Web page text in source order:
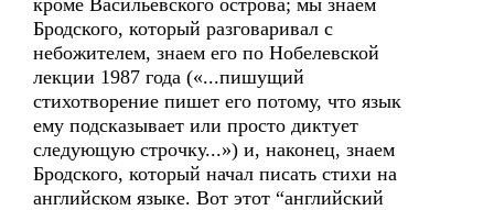
кроме Васильевского острова; мы знаем
Бродского, который разговаривал с
небожителем, знаем его по Нобелевской
лекции 1987 года («...пишущий
стихотворение пишет его потому, что язык
ему подсказывает или просто диктует
следующую строчку...») и, наконец, знаем
Бродского, который начал писать стихи на
английском языке. Вот этот “английский